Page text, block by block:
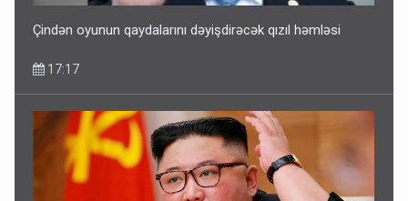
Çindən oyunun qaydalarını dəyişdirəcək qızıl həmləsi
17:17